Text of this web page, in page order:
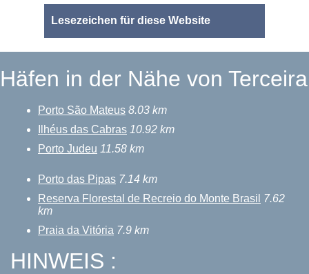
Lesezeichen für diese Website
Häfen in der Nähe von Terceira
Porto São Mateus 8.03 km
Ilhéus das Cabras 10.92 km
Porto Judeu 11.58 km
Porto das Pipas 7.14 km
Reserva Florestal de Recreio do Monte Brasil 7.62
km
Praia da Vitória 7.9 km
HINWEIS :